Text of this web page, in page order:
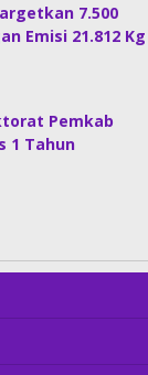
7.500
Emisi 21.812
Pemkab
1 Tahun